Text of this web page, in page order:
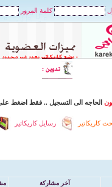
كلمة المرور
الحاجه الى التسجيل .. فقط اضغط
رسايل كاريكاتير كاريكاتير
آخر مشاركة